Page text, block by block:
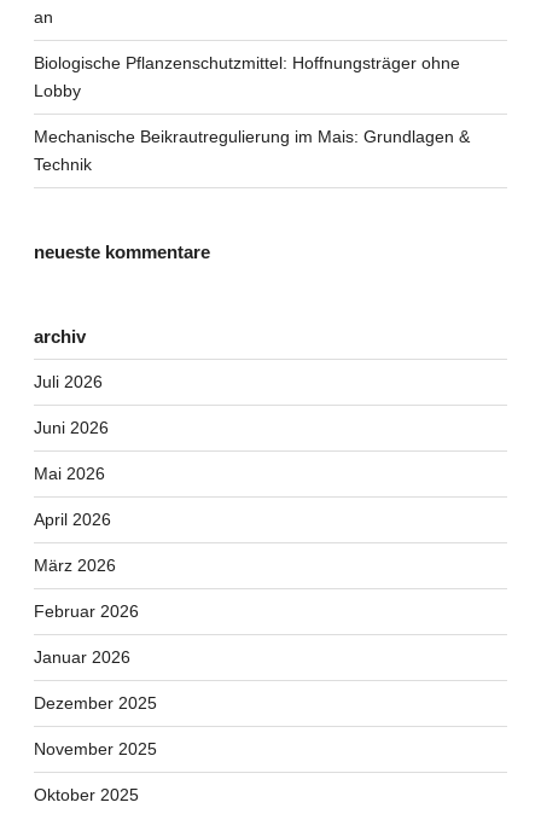
an
Biologische Pflanzen­schutzmittel: Hoffnungs­träger ohne
Lobby
Mechanische Beikrautregulierung im Mais: Grundlagen &
Technik
neueste kommentare
archiv
Juli 2026
Juni 2026
Mai 2026
April 2026
März 2026
Februar 2026
Januar 2026
Dezember 2025
November 2025
Oktober 2025